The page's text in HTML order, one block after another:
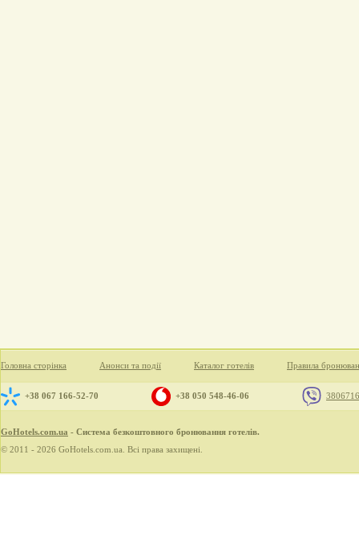
Головна сторінка Анонси та події Каталог готелів Правила
+38 067 166-52-70 +38 050 548-46-06
GoHotels.com.ua - Система безкоштовного бронювання готелів.
© 2011 - 2026 GoHotels.com.ua. Всі права захищені.